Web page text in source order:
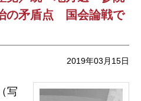
の矛盾点 国会論戦で
2019年03月15日
写